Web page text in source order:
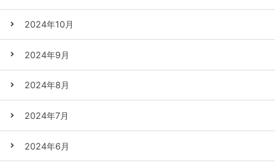
2024年10月
2024年9月
2024年8月
2024年7月
2024年6月